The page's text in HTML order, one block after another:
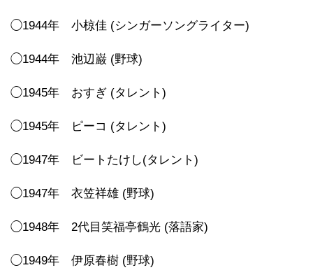
◯1944年 小椋佳 (シンガーソングライター)
◯1944年 池辺巌 (野球)
◯1945年 おすぎ (タレント)
◯1945年 ピーコ (タレント)
◯1947年 ビートたけし(タレント)
◯1947年 衣笠祥雄 (野球)
◯1948年 2代目笑福亭鶴光 (落語家)
◯1949年 伊原春樹 (野球)